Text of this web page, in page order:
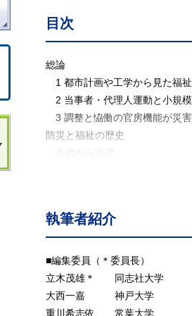
目次
総論
1 都市計画や工学から見た福祉
2 当事者・代理人運動と小規
3 調整と恊働の官房機能が災害
防災と福祉の歴史
古代から近代
4 三倉・恤救規則・備荒儲蓄
6 函館大火・飯田大火・酒田
7 阪神・淡路大震災 ［室﨑
8 東日本大震災がもたらした
9 熊本地震以降 ［田中正人］
高齢者・障害者等の被害からの
10 災害弱者の防災対策 ［重
執筆者紹介
■編集委員（＊委員長）
立木茂雄＊ 同志社大学
大西一嘉 神戸大学
重川希志依 常葉大学